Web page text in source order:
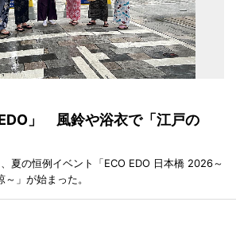
」 風鈴や浴衣で「江戸の
夏の恒例イベント「ECO EDO 日本橋 2026～
」が始まった。